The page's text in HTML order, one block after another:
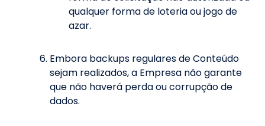
qualquer forma de loteria ou jogo de
azar.
Embora backups regulares de Conteúdo
sejam realizados, a Empresa não garante
que não haverá perda ou corrupção de
dados.